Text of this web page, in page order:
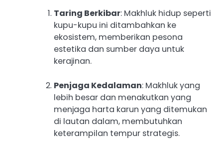
Taring Berkibar: Makhluk hidup seperti
kupu-kupu ini ditambahkan ke
ekosistem, memberikan pesona
estetika dan sumber daya untuk
kerajinan.
Penjaga Kedalaman: Makhluk yang
lebih besar dan menakutkan yang
menjaga harta karun yang ditemukan
di lautan dalam, membutuhkan
keterampilan tempur strategis.